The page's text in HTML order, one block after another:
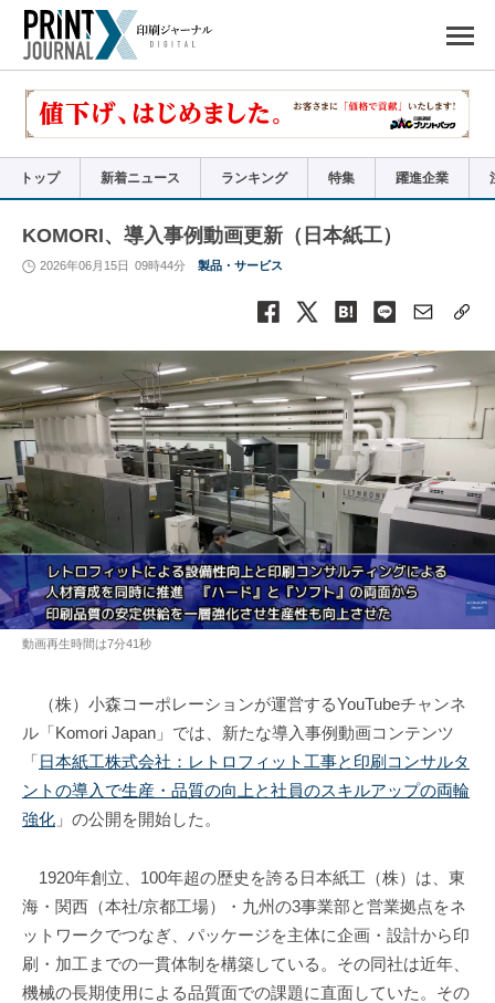
で
リ
トップ 新着ニュース ランキング 特集 躍進企業
KOMORI、導入事例動画更新（日本紙工）
2026年06月15日 09時44分 製品・サービス
動画再生時間は7分41秒
（株）小森コーポレーションが運営するYouTubeチャンネ
ル「Komori Japan」では、新たな導入事例動画コンテンツ
「日本紙工株式会社：レトロフィット工事と印刷コンサルタ
ントの導入で生産・品質の向上と社員のスキルアップの両輪
強化 」の公開を開始した。
1920年創立、100年超の歴史を誇る日本紙工（株）は、東
海・関西（本社/京都工場）・九州の3事業部と営業拠点をネ
ットワークでつなぎ、パッケージを主体に企画・設計から印
刷・加工までの一貫体制を構築している。その同社は近年、
機械の長期使用による品質面での課題に直面していた。その